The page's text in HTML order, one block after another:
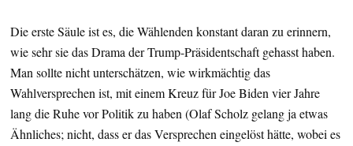
Die erste Säule ist es, die Wählenden konstant daran zu erinnern,
wie sehr sie das Drama der Trump-Präsidentschaft gehasst haben.
Man sollte nicht unterschätzen, wie wirkmächtig das
Wahlversprechen ist, mit einem Kreuz für Joe Biden vier Jahre
lang die Ruhe vor Politik zu haben (Olaf Scholz gelang ja etwas
Ähnliches; nicht, dass er das Versprechen eingelöst hätte, wobei es